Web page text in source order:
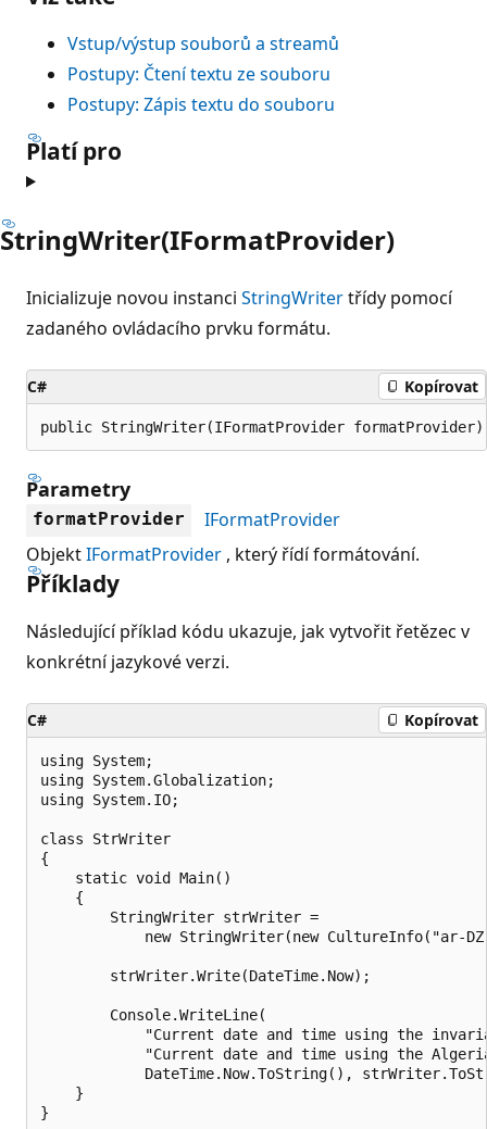
Vstup/výstup souborů a streamů
Postupy: Čtení textu ze souboru
Postupy: Zápis textu do souboru
Platí pro
StringWriter(IFormatProvider)
Inicializuje novou instanci StringWritertřídy pomocí
zadaného ovládacího prvku formátu.
C# Kopírovat
public StringWriter(IFormatProvider
Parametry
formatProvider
IFormatProvider
ObjektIFormatProvider , který řídí formátování.
Příklady
Následující příklad kódu ukazuje, jak vytvořit řetězec v
konkrétní jazykové verzi.
C# Kopírovat
using System;
using System.Globalization;
using System.IO;
class StrWriter
{
    static void Main()
    {
        StringWriter strWriter =
new StringWriter(new CultureInfo("ar-
        strWriter.Write(DateTime.Now);
        Console.WriteLine(
"Current date and time using the
"Current date and time using the
DateTime.Now.ToString(),
    }